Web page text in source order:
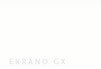
EKRANO GX